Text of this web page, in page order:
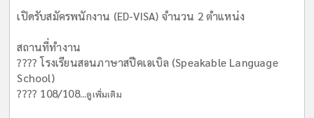
เปิดรับสมัครพนักงาน (ED-VISA) จำนวน 2 ตำแหน่ง
สถานที่ทำงาน
???? โรงเรียนสอนภาษาสปีคเอเบิล (Speakable Language
School)
???? 108/108...ดูเพิ่มเติม